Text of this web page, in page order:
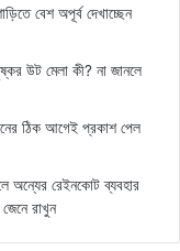
বেশ অপূর্ব দেখাচ্ছেন
উট মেলা কী? না জানলে
ঠিক আগেই প্রকাশ পেল
রেইনকোট ব্যবহার
রাখুন